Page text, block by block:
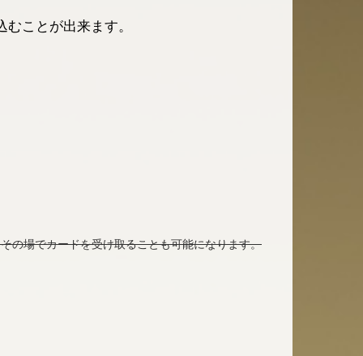
ことが出来ます。
の場でカードを受け取ることも可能になります。